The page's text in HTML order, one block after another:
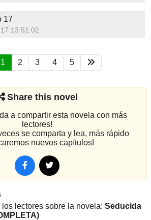
17
13:51:02
1 2 3 4 5
Share this novel
a compartir esta novela con más
lectores!
se comparta y lea, más rápido
nuevos capítulos!
lectores sobre la novela: Seducida